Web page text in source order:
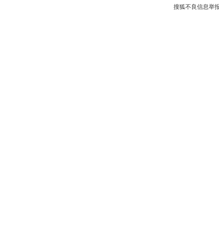
搜狐不良信息举